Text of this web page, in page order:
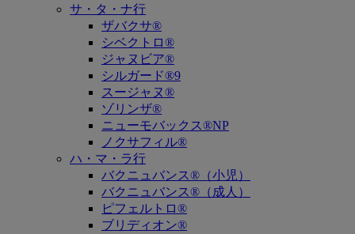
サ・タ・ナ行
ザバクサ®
シベクトロ®
ジャヌビア®
シルガード®9
スージャヌ®
ゾリンザ®
ニューモバックス®NP
ノクサフィル®
ハ・マ・ラ行
バクニュバンス®（小児）
バクニュバンス®（成人）
ピフェルトロ®
ブリディオン®